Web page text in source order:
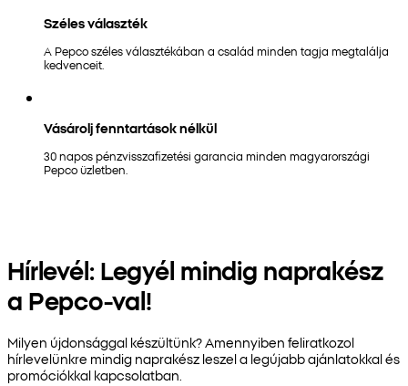
Széles választék
A Pepco széles választékában a család minden tagja megtalálja
kedvenceit.
Vásárolj fenntartások nélkül
30 napos pénzvisszafizetési garancia minden magyarországi
Pepco üzletben.
Hírlevél: Legyél mindig naprakész
a Pepco-val!
Milyen újdonsággal készültünk? Amennyiben feliratkozol
hírlevelünkre mindig naprakész leszel a legújabb ajánlatokkal és
promóciókkal kapcsolatban.